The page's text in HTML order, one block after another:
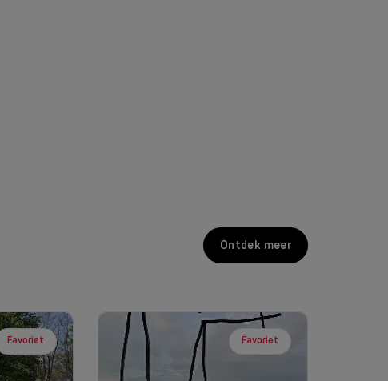
Ontdek meer
Favoriet Favoriet